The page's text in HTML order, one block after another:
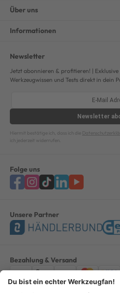
Über uns
Informationen
Newsletter
Jetzt abonnieren & profitieren! |
Werkzeugwissen und Tests direkt in dein
Newsletter
Hiermit bestätige ich, dass ich die
ich jederzeit widerrufen.
Folge uns
Unsere Partner
Bezahlung & Versand